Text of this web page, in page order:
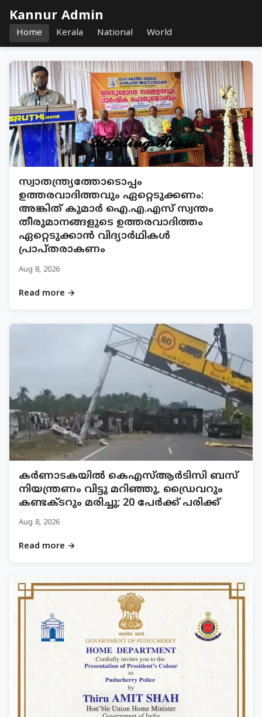
Kannur Admin
Home Kerala National World
സ്വാതന്ത്ര്യത്തോടൊപ്പം
ഉത്തരവാദിത്തവും ഏറ്റെടുക്കണം:
അങ്കിത് കുമാർ ഐ.എ.എസ് സ്വന്തം
തീരുമാനങ്ങളുടെ ഉത്തരവാദിത്തം
ഏറ്റെടുക്കാൻ വിദ്യാർഥികൾ
പ്രാപ്തരാകണം
Aug 8, 2026
Read more →
കര്‍ണാടകയില്‍ കെഎസ്ആര്‍ടിസി ബസ്
നിയന്ത്രണം വിട്ടു മറിഞ്ഞു, ഡ്രൈവറും
കണ്ടക്ടറും മരിച്ചു; 20 പേര്‍ക്ക് പരിക്ക്
Aug 8, 2026
Read more →